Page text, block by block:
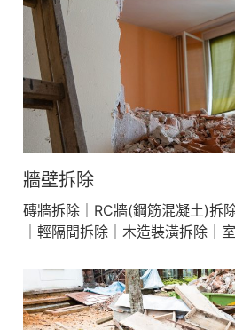
牆壁拆除
磚牆拆除｜RC牆(鋼筋混凝土)拆
｜輕隔間拆除｜木造裝潢拆除｜